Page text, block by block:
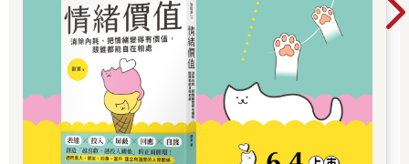
時至今日，如果我是個女性而你是個男性，而我們寫出一模一樣
的字句，我所寫出的（甚至就是這幾句）和你所寫出的就會受到
不同的看待。如果我是白人而你是黑人，我們也會受到不同的對
待，原因只有一個，就是我們的身體在這個文化中具有一種意
義，而這個意義附著在我們身上，就像一層無法被剝除的薄膜。
當然，有些人因為屬於某個特定團體而存心貶抑他人，訴諸暴力
的白人民族主義就證明了這件事實。有些人明顯懷有成見，並且
蓄意造成傷害。變性男子所享有的優勢往往取決於旁人不知道他